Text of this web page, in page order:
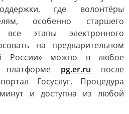
где волонтёры
особенно старшего
этапы электронного
на предварительном
России» можно в любое
pg.er.ru после
Госуслуг. Процедура
и доступна из любой